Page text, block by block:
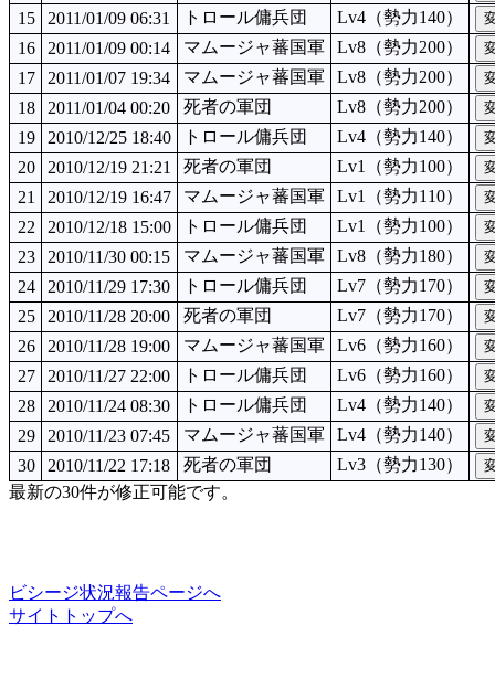
15
2011/01/09 06:31 トロール傭兵団
Lv4（勢力140）
16
2011/01/09 00:14 マムージャ蕃国軍
Lv8（勢力200）
17
2011/01/07 19:34 マムージャ蕃国軍
Lv8（勢力200）
18
2011/01/04 00:20 死者の軍団
Lv8（勢力200）
19
2010/12/25 18:40 トロール傭兵団
Lv4（勢力140）
20
2010/12/19 21:21 死者の軍団
Lv1（勢力100）
21
2010/12/19 16:47 マムージャ蕃国軍
Lv1（勢力110）
22
2010/12/18 15:00 トロール傭兵団
Lv1（勢力100）
23
2010/11/30 00:15 マムージャ蕃国軍
Lv8（勢力180）
24
2010/11/29 17:30 トロール傭兵団
Lv7（勢力170）
25
2010/11/28 20:00 死者の軍団
Lv7（勢力170）
26
2010/11/28 19:00 マムージャ蕃国軍
Lv6（勢力160）
27
2010/11/27 22:00 トロール傭兵団
Lv6（勢力160）
28
2010/11/24 08:30 トロール傭兵団
Lv4（勢力140）
29
2010/11/23 07:45 マムージャ蕃国軍
Lv4（勢力140）
30
2010/11/22 17:18 死者の軍団
Lv3（勢力130）
最新の30件が修正可能です。
ビシージ状況報告ページへ
サイトトップへ